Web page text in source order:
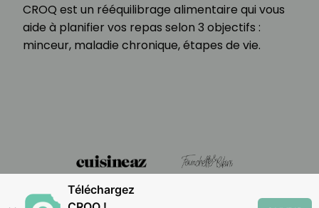
CROQ est un rééquilibrage alimentaire qui vous
aide à planifier vos repas selon 3 objectifs :
minceur, maladie chronique, étapes de vie.
Téléchargez